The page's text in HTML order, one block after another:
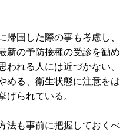
国した際の事も考慮し、
新の予防接種の受診を勧め
れる人には近づかない、
める、衛生状態に注意をは
られている。
法も事前に把握しておくべ